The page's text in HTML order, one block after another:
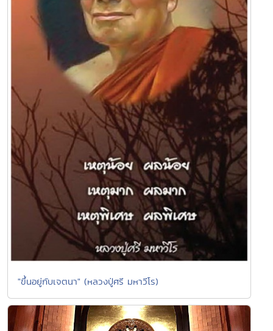
"ขึ้นอยู่กับเจตนา" (หลวงปู่ศรี มหาวีโร)